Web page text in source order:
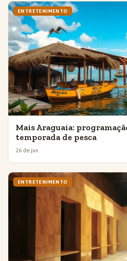
ENTRETENIMENTO
Mais Araguaia:
temporada de pesca
26 de jun.
ENTRETENIMENTO